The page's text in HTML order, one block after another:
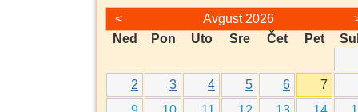
<
Avgust 2026
Ned
Pon Uto Sre Čet Pet
2
3 4 5 6 7